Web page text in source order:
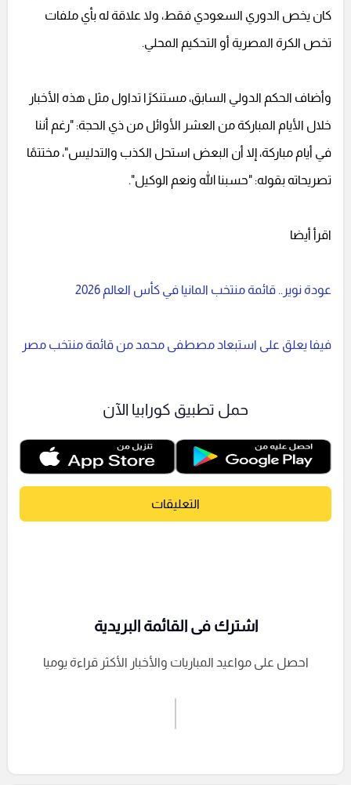
كان يخص الدوري السعودي فقط، ولا علاقة له بأي ملفات
تخص الكرة المصرية أو التحكيم المحلي.
وأضاف الحكم الدولي السابق، مستنكرًا تداول مثل هذه الأخبار
خلال الأيام المباركة من العشر الأوائل من ذي الحجة: "رغم أننا
في أيام مباركة، إلا أن البعض استحل الكذب والتدليس"، مختتمًا
تصريحاته بقوله: "حسبنا الله ونعم الوكيل".
اقرأ أيضا
عودة نوير.. قائمة منتخب المانيا في كأس العالم 2026
فيفا يعلق على استبعاد مصطفى محمد من قائمة منتخب مصر
حمل تطبيق كورابيا الآن
التعليقات
إرسال تعليق
اشترك فى القائمة البريدية
احصل على مواعيد المباريات والأخبار الأكثر قراءة يوميا